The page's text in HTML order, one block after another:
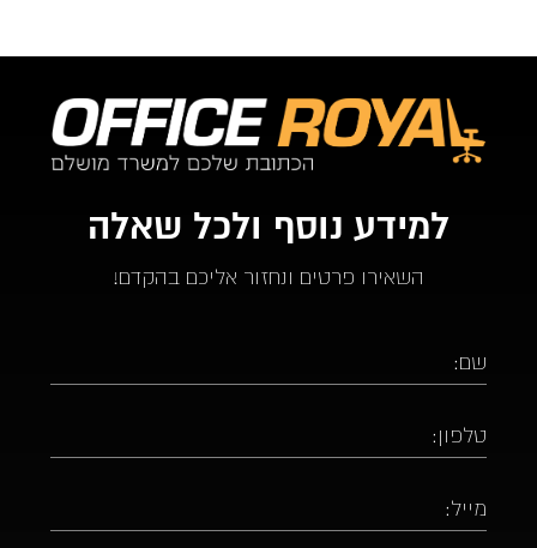
למידע נוסף ולכל שאלה
השאירו פרטים ונחזור אליכם בהקדם!